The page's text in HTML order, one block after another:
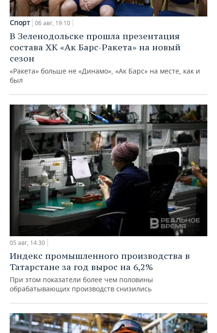
Спорт 06 авг, 19:10
В Зеленодольске прошла презентация
состава ХК «Ак Барс-Ракета» на новый
сезон
«Ракета» больше не «Динамо», «Ак Барс» на месте, как и
был
05 авг, 14:30
Индекс промышленного производства в
Татарстане за год вырос на 6,2%
При этом показатели более чем половины
обрабатывающих производств снизились